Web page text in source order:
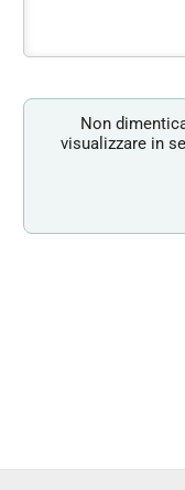
Non
visualizzare in